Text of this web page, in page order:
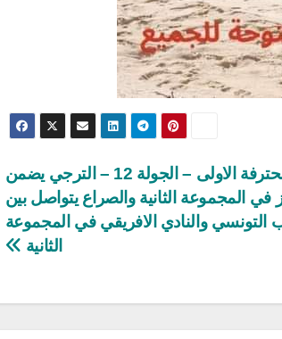
الرابطة المحترفة الاولى – الجولة 12 – الترجي يضمن
في المجموعة الثانية والصراع يتواصل بين
التونسي والنادي الافريقي في المجموعة
الثانية